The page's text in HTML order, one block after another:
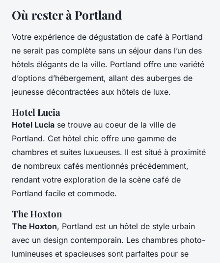
Où rester à Portland
Votre expérience de dégustation de café à Portland
ne serait pas complète sans un séjour dans l’un des
hôtels élégants de la ville. Portland offre une variété
d’options d’hébergement, allant des auberges de
jeunesse décontractées aux hôtels de luxe.
Hotel Lucia
Hotel Lucia se trouve au coeur de la ville de
Portland. Cet hôtel chic offre une gamme de
chambres et suites luxueuses. Il est situé à proximité
de nombreux cafés mentionnés précédemment,
rendant votre exploration de la scène café de
Portland facile et commode.
The Hoxton
The Hoxton, Portland est un hôtel de style urbain
avec un design contemporain. Les chambres photo-
lumineuses et spacieuses sont parfaites pour se